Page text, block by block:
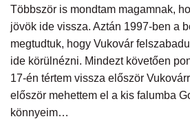
Többször is mondtam magamnak,
jövök ide vissza. Aztán 1997-ben a
megtudtuk, hogy Vukovár
ide körülnézni. Mindezt követően
17-én tértem vissza először
először mehettem el a kis falumba
könnyeim…